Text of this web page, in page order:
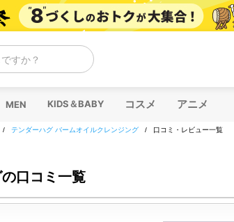
すか？
MEN KIDS＆BABY コスメ アニメ
/ テンダーハグ バームオイルクレンジング / 口コミ・レビュー一覧
口コミ一覧